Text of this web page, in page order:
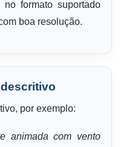
formato suportado
boa resolução.
por exemplo:
animada com vento